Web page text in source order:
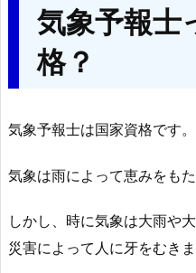
気象予報士
格？
気象予報士は国家資格です。
気象は雨によって恵みをもた
しかし、時に気象は大雨や
災害によって人に牙をむきま